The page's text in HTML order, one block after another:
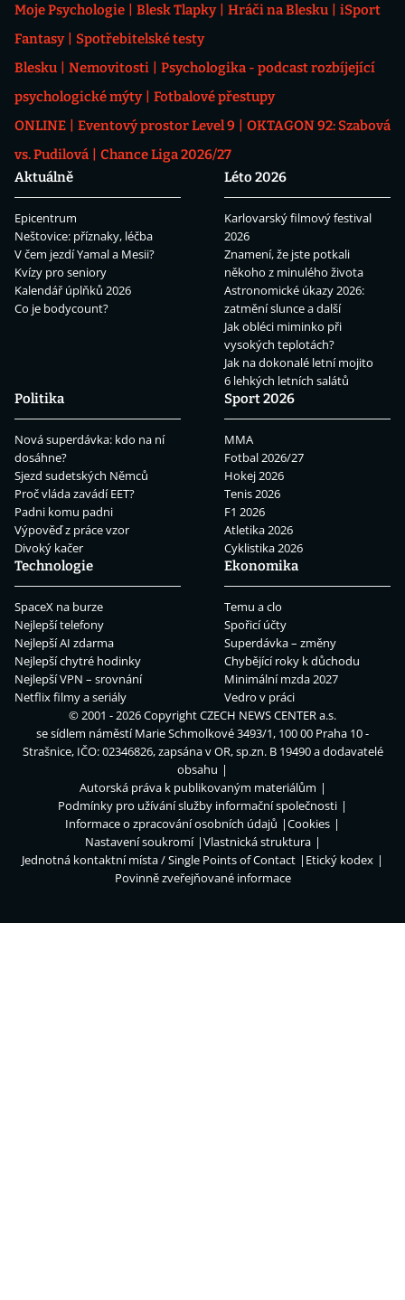
Moje Psychologie Blesk Tlapky Hráči na Blesku
iSport
Fantasy
Spotřebitelské testy
Blesku
Nemovitosti
Psychologika - podcast rozbíjející
psychologické mýty
Fotbalové přestupy
ONLINE
Eventový prostor Level 9
OKTAGON 92: Szabová
vs. Pudilová
Chance Liga 2026/27
Aktuálně
Epicentrum
Neštovice: příznaky, léčba
V čem jezdí Yamal a Mesii?
Kvízy pro seniory
Kalendář úplňků 2026
Co je bodycount?
Léto 2026
Karlovarský filmový festival
2026
Znamení, že jste potkali
někoho z minulého života
Astronomické úkazy 2026:
zatmění slunce a další
Jak obléci miminko při
vysokých teplotách?
Jak na dokonalé letní mojito
6 lehkých letních salátů
Politika
Nová superdávka: kdo na ní
dosáhne?
Sjezd sudetských Němců
Proč vláda zavádí EET?
Padni komu padni
Výpověď z práce vzor
Divoký kačer
Sport 2026
MMA
Fotbal 2026/27
Hokej 2026
Tenis 2026
F1 2026
Atletika 2026
Cyklistika 2026
Technologie
SpaceX na burze
Nejlepší telefony
Nejlepší AI zdarma
Nejlepší chytré hodinky
Nejlepší VPN – srovnání
Netflix filmy a seriály
Ekonomika
Temu a clo
Spořicí účty
Superdávka – změny
Chybějící roky k důchodu
Minimální mzda 2027
Vedro v práci
© 2001 - 2026 CopyrightCZECH NEWS CENTER a.s.
se sídlem náměstí Marie Schmolkové 3493/1, 100 00 Praha 10 -
Strašnice, IČO: 02346826, zapsána v OR, sp.zn. B 19490 a dodavatelé
obsahu
Autorská práva k publikovaným materiálům
Podmínky pro užívání služby informační společnosti
Informace o zpracování osobních údajů
Cookies
Nastavení soukromí
Vlastnická struktura
Jednotná kontaktní místa / Single Points of Contact
Etický kodex
Povinně zveřejňované informace